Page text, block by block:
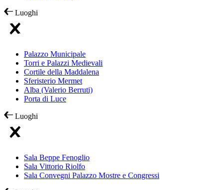
Luoghi
Palazzo Municipale
Torri e Palazzi Medievali
Cortile della Maddalena
Sferisterio Mermet
Alba (Valerio Berruti)
Porta di Luce
Luoghi
Sala Beppe Fenoglio
Sala Vittorio Riolfo
Sala Convegni Palazzo Mostre e Congressi